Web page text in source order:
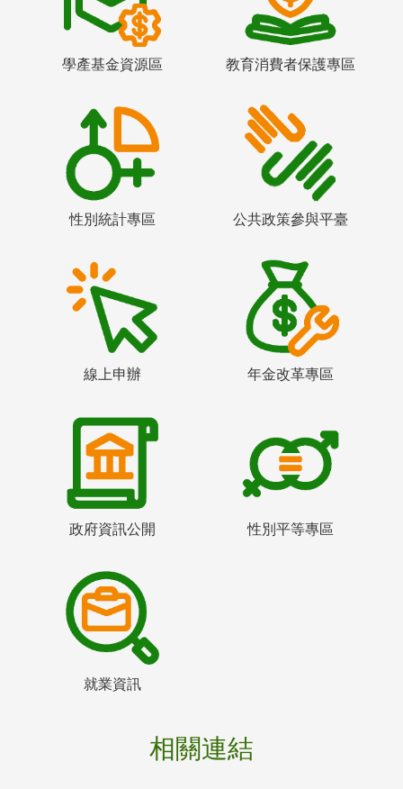
學產基金資源區 教育消費者保護專區
性別統計專區 公共政策參與平臺
線上申辦 年金改革專區
政府資訊公開 性別平等專區
就業資訊
相關連結